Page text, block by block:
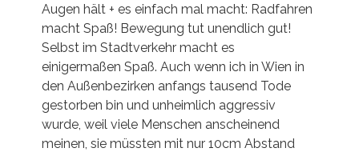
Augen hält + es einfach mal macht: Radfahren
macht Spaß! Bewegung tut unendlich gut!
Selbst im Stadtverkehr macht es
einigermaßen Spaß. Auch wenn ich in Wien in
den Außenbezirken anfangs tausend Tode
gestorben bin und unheimlich aggressiv
wurde, weil viele Menschen anscheinend
meinen, sie müssten mit nur 10cm Abstand